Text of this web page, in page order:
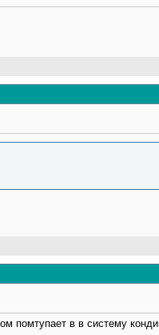
помтупает в в систему